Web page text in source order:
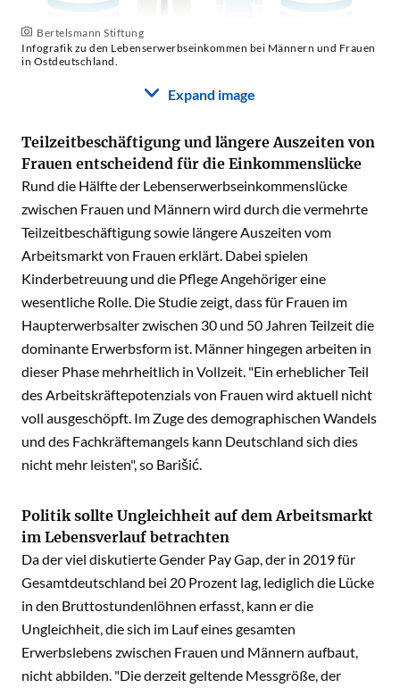
Bertelsmann Stiftung
Infografik zu den Lebenserwerbseinkommen bei Männern und Frauen
in Ostdeutschland.
Expand image
Teilzeitbeschäftigung und längere Auszeiten von
Frauen entscheidend für die Einkommenslücke
Rund die Hälfte der Lebenserwerbseinkommenslücke
zwischen Frauen und Männern wird durch die vermehrte
Teilzeitbeschäftigung sowie längere Auszeiten vom
Arbeitsmarkt von Frauen erklärt. Dabei spielen
Kinderbetreuung und die Pflege Angehöriger eine
wesentliche Rolle. Die Studie zeigt, dass für Frauen im
Haupterwerbsalter zwischen 30 und 50 Jahren Teilzeit die
dominante Erwerbsform ist. Männer hingegen arbeiten in
dieser Phase mehrheitlich in Vollzeit. "Ein erheblicher Teil
des Arbeitskräftepotenzials von Frauen wird aktuell nicht
voll ausgeschöpft. Im Zuge des demographischen Wandels
und des Fachkräftemangels kann Deutschland sich dies
nicht mehr leisten", so Barišić.
Politik sollte Ungleichheit auf dem Arbeitsmarkt
im Lebensverlauf betrachten
Da der viel diskutierte Gender Pay Gap, der in 2019 für
Gesamtdeutschland bei 20 Prozent lag, lediglich die Lücke
in den Bruttostundenlöhnen erfasst, kann er die
Ungleichheit, die sich im Lauf eines gesamten
Erwerbslebens zwischen Frauen und Männern aufbaut,
nicht abbilden. "Die derzeit geltende Messgröße, der